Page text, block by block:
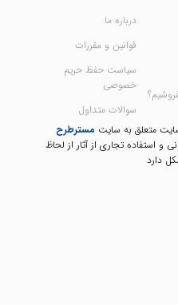
درباره ما
قوانین و مقررات
سیاست حفظ حریم
خصوصی
سوالات متداول
متعلق به سایت مسترطرح
و استفاده تجاری از آثار از لحاظ
دارد